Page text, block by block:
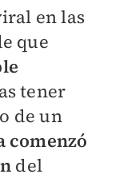
en las
que
tener
de un
comenzó
del